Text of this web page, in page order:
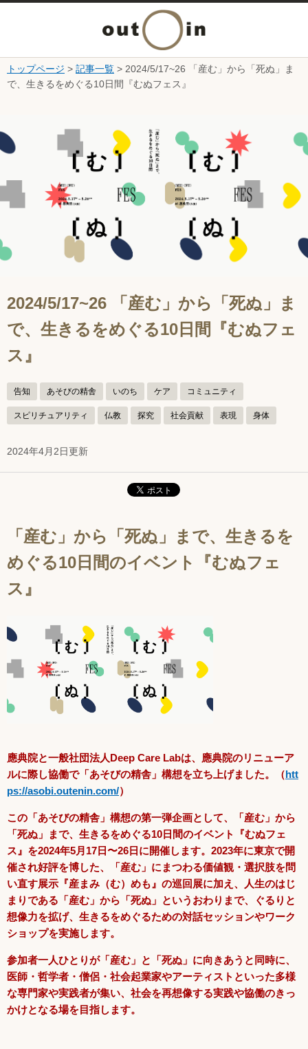
本文へ
ニ
ュ
を
開
トップページ > 記事一覧 > 2024/5/17~26 「産む」から「死ぬ」ま
で、生きるをめぐる10日間『むぬフェス』
2024/5/17~26 「産む」から「死ぬ」ま
で、生きるをめぐる10日間『むぬフェ
ス』
告知 あそびの精舎 いのち ケア コミュニティ
スピリチュアリティ 仏教 探究 社会貢献 表現 身体
2024年4月2日更新
「産む」から「死ぬ」まで、生きるを
めぐる10日間のイベント『むぬフェ
ス』
應典院と一般社団法人Deep Care Labは、應典院のリニューア
ルに際し協働で「あそびの精舎」構想を立ち上げました。（htt
ps://asobi.outenin.com/）
この「あそびの精舎」構想の第一弾企画として、「産む」から
「死ぬ」まで、生きるをめぐる10日間のイベント『むぬフェ
ス』を2024年5月17日〜26日に開催します。2023年に東京で開
催され好評を博した、「産む」にまつわる価値観・選択肢を問
い直す展示『産まみ（む）めも』の巡回展に加え、人生のはじ
まりである「産む」から「死ぬ」というおわりまで、ぐるりと
想像力を拡げ、生きるをめぐるための対話セッションやワーク
ショップを実施します。
参加者一人ひとりが「産む」と「死ぬ」に向きあうと同時に、
医師・哲学者・僧侶・社会起業家やアーティストといった多様
な専門家や実践者が集い、社会を再想像する実践や協働のきっ
かけとなる場を目指します。